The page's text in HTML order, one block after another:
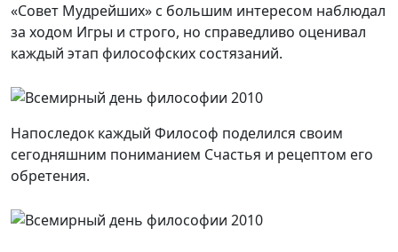
«Совет Мудрейших» с большим интересом наблюдал
за ходом Игры и строго, но справедливо оценивал
каждый этап философских состязаний.
Напоследок каждый Философ поделился своим
сегодняшним пониманием Счастья и рецептом его
обретения.